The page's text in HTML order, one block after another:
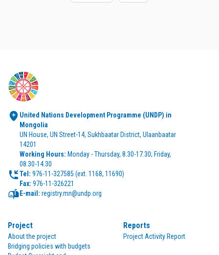
United Nations Development Programme (UNDP) in
Mongolia
UN House, UN Street-14, Sukhbaatar District, Ulaanbaatar
14201
Working Hours: Monday - Thursday, 8.30-17.30; Friday,
08.30-14.30
Tel:
Fax: 976-11-326221
E-mail: registry.mn@undp.org
Project
About the project
Bridging policies with budgets
Reports
Project Activity Report